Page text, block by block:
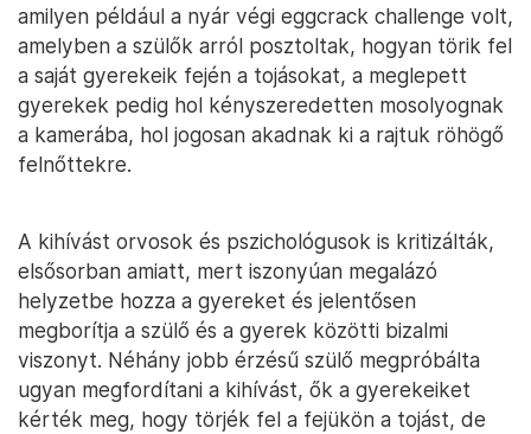
amilyen például a nyár végi eggcrack challenge volt,
amelyben a szülők arról posztoltak, hogyan törik fel
a saját gyerekeik fején a tojásokat, a meglepett
gyerekek pedig hol kényszeredetten mosolyognak
a kamerába, hol jogosan akadnak ki a rajtuk röhögő
felnőttekre.
A kihívást orvosok és pszichológusok is kritizálták,
elsősorban amiatt, mert iszonyúan megalázó
helyzetbe hozza a gyereket és jelentősen
megborítja a szülő és a gyerek közötti bizalmi
viszonyt. Néhány jobb érzésű szülő megpróbálta
ugyan megfordítani a kihívást, ők a gyerekeiket
kérték meg, hogy törjék fel a fejükön a tojást, de